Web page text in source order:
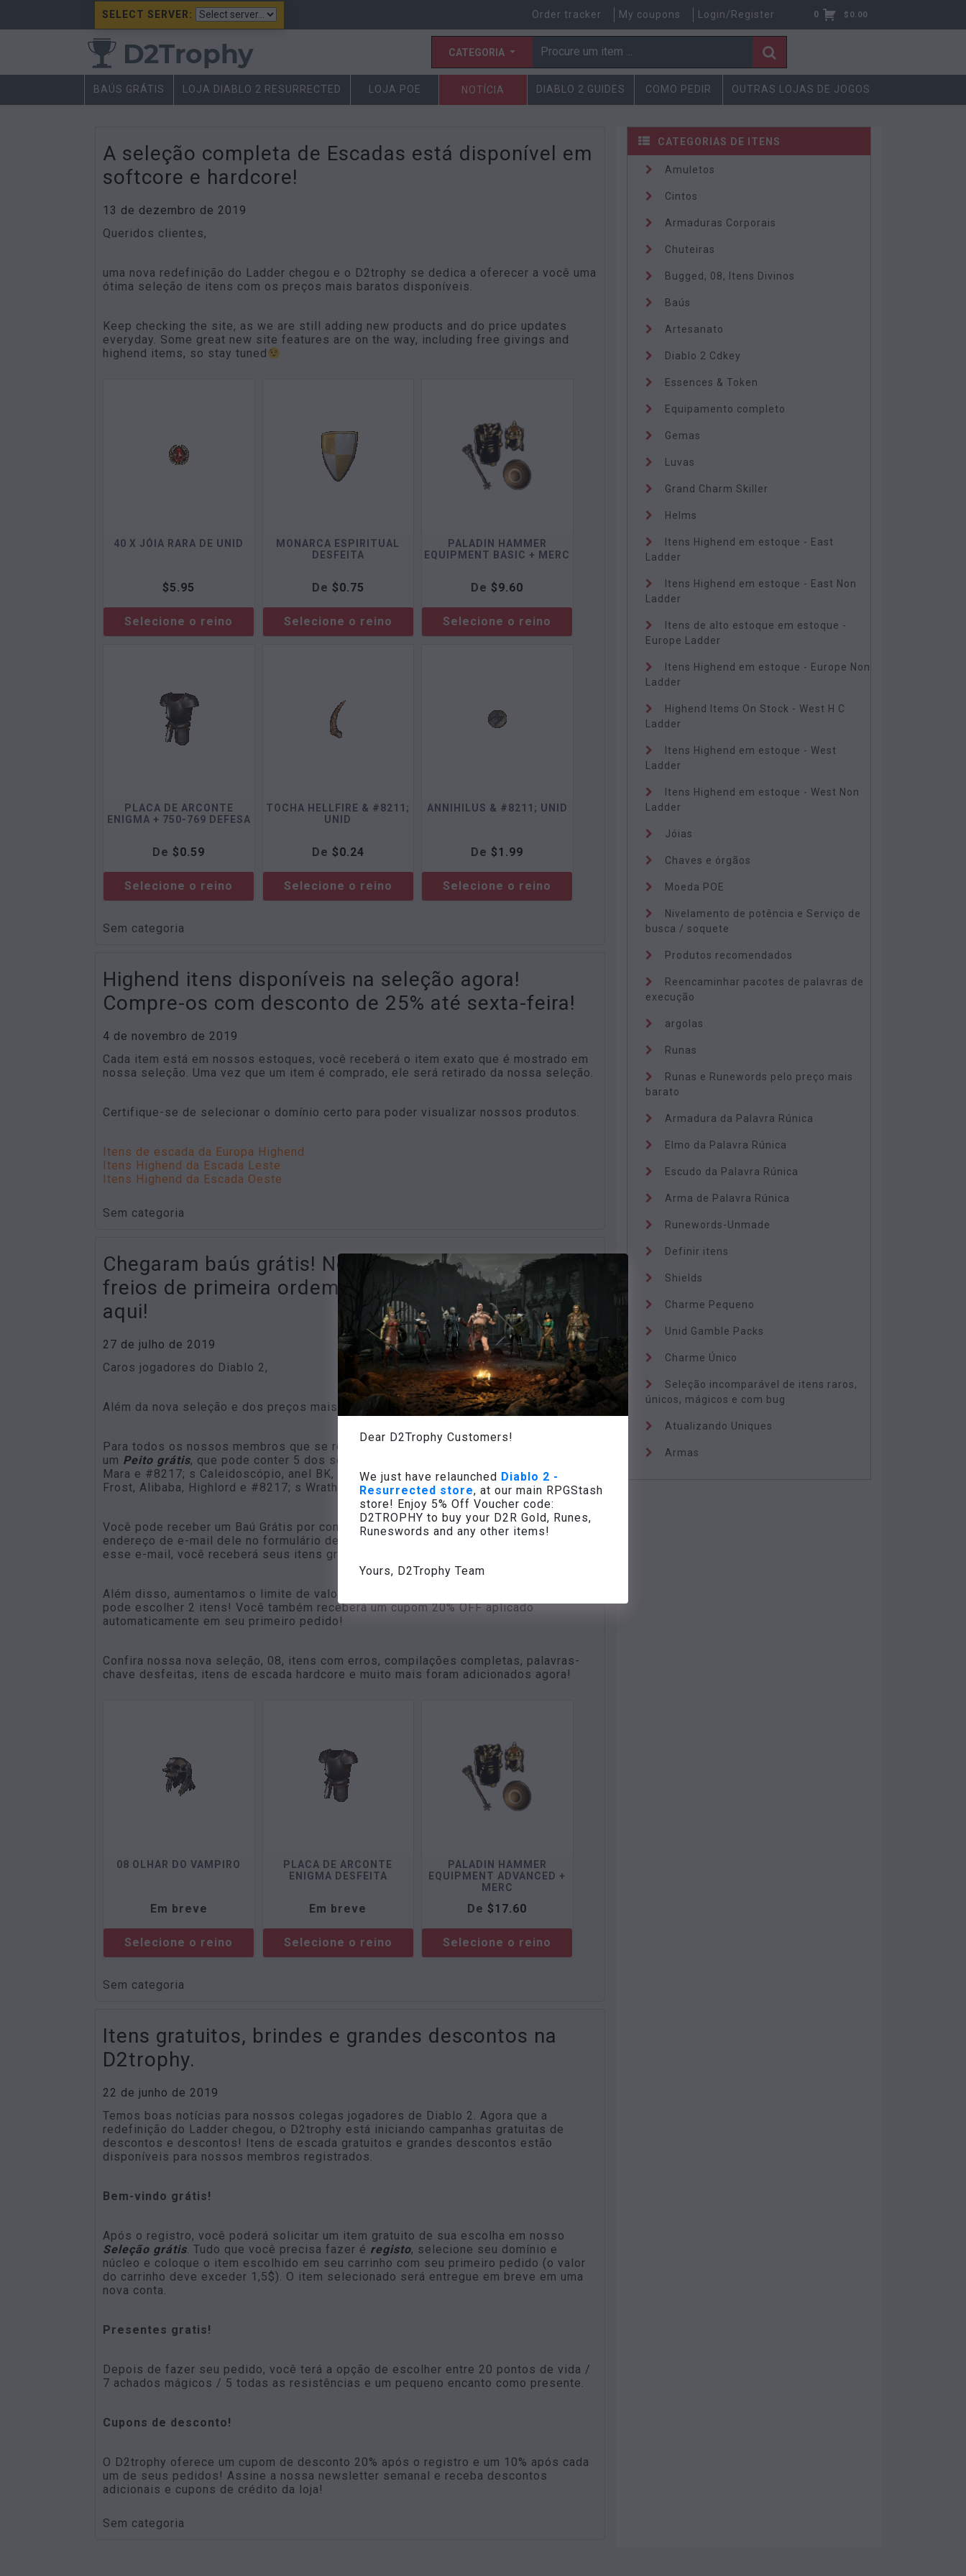
Dear D2Trophy Customers!
We just have relaunched Diablo 2 -
Resurrected store, at our main RPGStash
store! Enjoy 5% Off Voucher code:
D2TROPHY to buy your D2R Gold, Runes,
Runeswords and any other items!
Yours, D2Trophy Team
SELECT SERVER: Order tracker My coupons Login/Register 0 $ 0.00
CATEGORIA
BAÚS GRÁTIS LOJA DIABLO 2 RESURRECTED LOJA POE NOTÍCIA DIABLO 2 GUIDES COMO PEDIR OUTRAS LOJAS DE JOGOS
A seleção completa de Escadas está disponível em
softcore e hardcore!
13 de dezembro de 2019
Queridos clientes,
uma nova redefinição do Ladder chegou e o D2trophy se dedica a oferecer a você uma
ótima seleção de itens com os preços mais baratos disponíveis.
Keep checking the site, as we are still adding new products and do price updates
everyday. Some great new site features are on the way, including free givings and
highend items, so stay tuned
40 X JÓIA RARA DE UNID
$5.95
Selecione o reino
MONARCA ESPIRITUAL
DESFEITA
De $0.75
Selecione o reino
PALADIN HAMMER
EQUIPMENT BASIC + MERC
De $9.60
Selecione o reino
PLACA DE ARCONTE
ENIGMA + 750-769 DEFESA
De $0.59
Selecione o reino
TOCHA HELLFIRE & #8211;
UNID
De $0.24
Selecione o reino
ANNIHILUS & #8211; UNID
De $1.99
Selecione o reino
Sem categoria
Highend itens disponíveis na seleção agora!
Compre-os com desconto de 25% até sexta-feira!
4 de novembro de 2019
Cada item está em nossos estoques, você receberá o item exato que é mostrado em
nossa seleção. Uma vez que um item é comprado, ele será retirado da nossa seleção.
Certifique-se de selecionar o domínio certo para poder visualizar nossos produtos.
Itens de escada da Europa Highend
Itens Highend da Escada Leste
Itens Highend da Escada Oeste
Sem categoria
Chegaram baús grátis! Nova seleção, Hardcore,
freios de primeira ordem, cupom de desconto 20%
aqui!
27 de julho de 2019
Caros jogadores do Diablo 2,
Além da nova seleção e dos preços mais baixos, temos algumas notícias adicionais.
Para todos os nossos membros que se registram no D2trophy.com
um Peito grátis, que pode conter 5 dos seguintes itens: Gul rune, Hoto Flail, Shako,
Mara e #8217; s Caleidoscópio, anel BK, Stormshield, Skullder & #8217; s, Raven
Frost, Alibaba, Highlord e #8217; s Wrath
Você pode receber um Baú Grátis por convidar um amigo também! Basta digitar o
endereço de e-mail dele no formulário de inscrição. Depois que ele se registrar com
esse e-mail, você receberá seus itens grátis!
Além disso, aumentamos o limite de valor de
pode escolher 2 itens! Você também receberá um cupom 20% OFF aplicado
automaticamente em seu primeiro pedido!
Confira nossa nova seleção, 08, itens com erros, compilações completas, palavras-
chave desfeitas, itens de escada hardcore e muito mais foram adicionados agora!
08 OLHAR DO VAMPIRO
Em breve
Selecione o reino
PLACA DE ARCONTE
ENIGMA DESFEITA
Em breve
Selecione o reino
PALADIN HAMMER
EQUIPMENT ADVANCED +
MERC
De $17.60
Selecione o reino
Sem categoria
Itens gratuitos, brindes e grandes descontos na
D2trophy.
22 de junho de 2019
Temos boas notícias para nossos colegas jogadores de Diablo 2. Agora que a
redefinição do Ladder chegou, o D2trophy está iniciando campanhas gratuitas de
descontos e descontos! Itens de escada gratuitos e grandes descontos estão
disponíveis para nossos membros registrados.
Bem-vindo grátis!
Após o registro, você poderá solicitar um item gratuito de sua escolha em nosso
Seleção grátis . Tudo que você precisa fazer é registo, selecione seu domínio e
núcleo e coloque o item escolhido em seu carrinho com seu primeiro pedido (o valor
do carrinho deve exceder 1,5$). O item selecionado será entregue em breve em uma
nova conta.
Presentes gratis!
Depois de fazer seu pedido, você terá a opção de escolher entre 20 pontos de vida /
7 achados mágicos / 5 todas as resistências e um pequeno encanto como presente.
Cupons de desconto!
O D2trophy oferece um cupom de desconto 20% após o registro e um 10% após cada
um de seus pedidos! Assine a nossa newsletter semanal e receba descontos
adicionais e cupons de crédito da loja!
Sem categoria
CATEGORIAS DE ITENS
Amuletos
Cintos
Armaduras Corporais
Chuteiras
Bugged, 08, Itens Divinos
Baús
Artesanato
Diablo 2 Cdkey
Essences & Token
Equipamento completo
Gemas
Luvas
Grand Charm Skiller
Helms
Itens Highend em estoque - East
Ladder
Itens Highend em estoque - East Non
Ladder
Itens de alto estoque em estoque -
Europe Ladder
Itens Highend em estoque - Europe Non
Ladder
Highend Items On Stock - West H C
Ladder
Itens Highend em estoque - West
Ladder
Itens Highend em estoque - West Non
Ladder
Jóias
Chaves e órgãos
Moeda POE
Nivelamento de potência e Serviço de
busca / soquete
Produtos recomendados
Reencaminhar pacotes de palavras de
execução
argolas
Runas
Runas e Runewords pelo preço mais
barato
Armadura da Palavra Rúnica
Elmo da Palavra Rúnica
Escudo da Palavra Rúnica
Arma de Palavra Rúnica
Runewords-Unmade
Definir itens
Shields
Charme Pequeno
Unid Gamble Packs
Charme Único
Seleção incomparável de itens raros,
únicos, mágicos e com bug
Atualizando Uniques
Armas